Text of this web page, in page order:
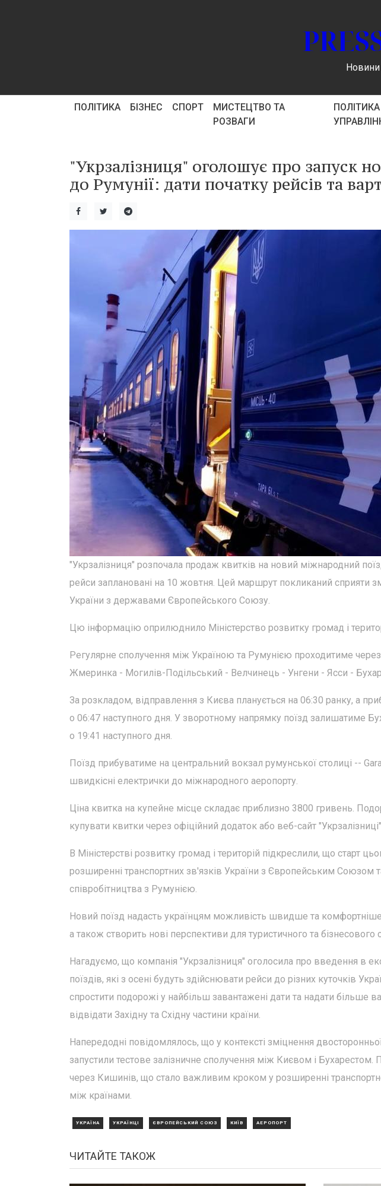
Новини
ПОЛІТИКА БІЗНЕС СПОРТ
МИСТЕЦТВО ТА
РОЗВАГИ
"Укрзалізниця" оголошує про запуск
до Румунії: дати початку рейсів та
"Укрзалізниця" розпочала продаж квитків на новий міжнародний
рейси заплановані на 10 жовтня. Цей маршрут покликаний сприяти
України з державами Європейського Союзу.
Цю інформацію оприлюднило Міністерство розвитку громад і
Регулярне сполучення між Україною та Румунією проходитиме через
Жмеринка - Могилів-Подільський - Велчинець - Унгени - Ясси -
За розкладом, відправлення з Києва планується на 06:30 ранку, а
о 06:47 наступного дня. У зворотному напрямку поїзд залишатиме
о 19:41 наступного дня.
Поїзд прибуватиме на центральний вокзал румунської столиці --
швидкісні електрички до міжнародного аеропорту.
Ціна квитка на купейне місце складає приблизно 3800 гривень.
купувати квитки через офіційний додаток або веб-сайт
В Міністерстві розвитку громад і територій підкреслили, що старт
розширенні транспортних зв'язків України з Європейським Союзом
співробітництва з Румунією.
Новий поїзд надасть українцям можливість швидше та
а також створить нові перспективи для туристичного та бізнесового
Нагадуємо, що компанія "Укрзалізниця" оголосила про введення в
поїздів, які з осені будуть здійснювати рейси до різних куточків
спростити подорожі у найбільш завантажені дати та надати більше
відвідати Західну та Східну частини країни.
Напередодні повідомлялось, що у контексті зміцнення
запустили тестове залізничне сполучення між Києвом і
через Кишинів, що стало важливим кроком у розширенні
між країнами.
УКРАЇНА УКРАЇНЦІ ЄВРОПЕЙСЬКИЙ СОЮЗ КИЇВ АЕРОПОРТ
ЧИТАЙТЕ ТАКОЖ